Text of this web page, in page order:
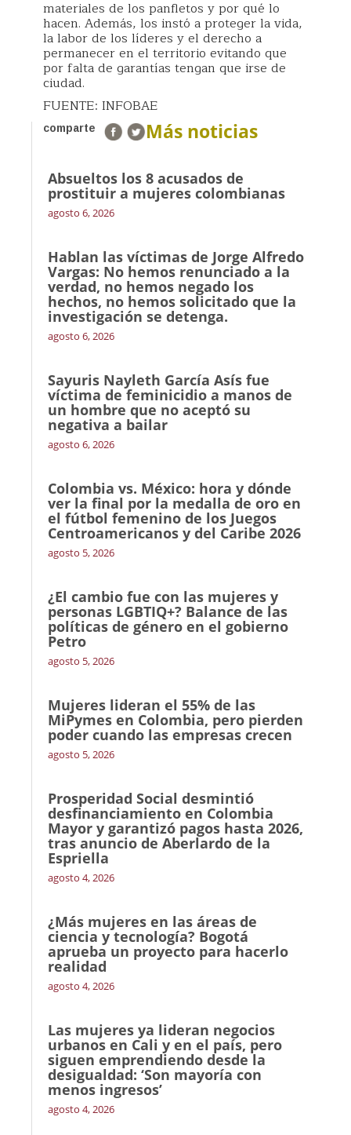
materiales de los panfletos y por qué lo
hacen. Además, los instó a proteger la vida,
la labor de los líderes y el derecho a
permanecer en el territorio evitando que
por falta de garantías tengan que irse de
ciudad.
FUENTE: INFOBAE
comparte Más noticias
Absueltos los 8 acusados de
prostituir a mujeres colombianas
agosto 6, 2026
Hablan las víctimas de Jorge Alfredo
Vargas: No hemos renunciado a la
verdad, no hemos negado los
hechos, no hemos solicitado que la
investigación se detenga.
agosto 6, 2026
Sayuris Nayleth García Asís fue
víctima de feminicidio a manos de
un hombre que no aceptó su
negativa a bailar
agosto 6, 2026
Colombia vs. México: hora y dónde
ver la final por la medalla de oro en
el fútbol femenino de los Juegos
Centroamericanos y del Caribe 2026
agosto 5, 2026
¿El cambio fue con las mujeres y
personas LGBTIQ+? Balance de las
políticas de género en el gobierno
Petro
agosto 5, 2026
Mujeres lideran el 55% de las
MiPymes en Colombia, pero pierden
poder cuando las empresas crecen
agosto 5, 2026
Prosperidad Social desmintió
desfinanciamiento en Colombia
Mayor y garantizó pagos hasta 2026,
tras anuncio de Aberlardo de la
Espriella
agosto 4, 2026
¿Más mujeres en las áreas de
ciencia y tecnología? Bogotá
aprueba un proyecto para hacerlo
realidad
agosto 4, 2026
Las mujeres ya lideran negocios
urbanos en Cali y en el país, pero
siguen emprendiendo desde la
desigualdad: ‘Son mayoría con
menos ingresos’
agosto 4, 2026